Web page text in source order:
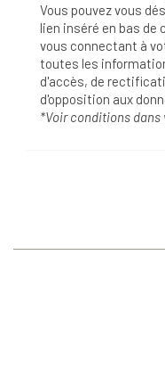
Vous pouvez vous
lien inséré en bas de
vous connectant à
toutes les
d'accès, de
d'opposition aux
*Voir conditions